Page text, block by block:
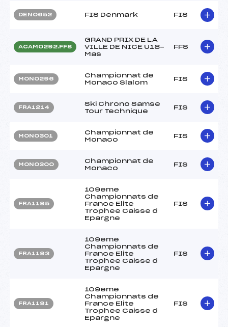
DEN0652 FIS Denmark FIS
ACAM0292.FFS
GRAND PRIX DE LA
VILLE DE NICE U18-
Mas
FFS
MON0296
Championnat de
Monaco Slalom
FIS
FRA1214
Ski Chrono Samse
Tour Technique
FIS
MON0301
Championnat de
Monaco
FIS
MON0300
Championnat de
Monaco
FIS
FRA1195
109eme
Championnats de
France Elite
Trophee Caisse d
Epargne
FIS
FRA1193
109eme
Championnats de
France Elite
Trophee Caisse d
Epargne
FIS
FRA1191
109eme
Championnats de
France Elite
Trophee Caisse d
Epargne
FIS